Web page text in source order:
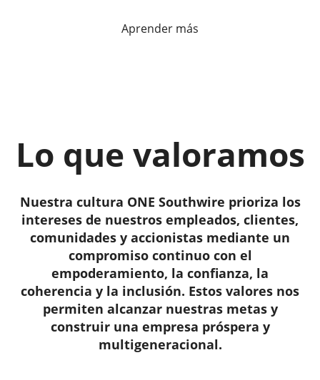
Aprender más
Lo que valoramos
Nuestra cultura ONE Southwire prioriza los
intereses de nuestros empleados, clientes,
comunidades y accionistas mediante un
compromiso continuo con el
empoderamiento, la confianza, la
coherencia y la inclusión. Estos valores nos
permiten alcanzar nuestras metas y
construir una empresa próspera y
multigeneracional.